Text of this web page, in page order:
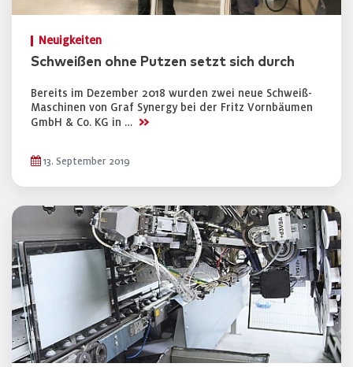
Neuigkeiten
Schweißen ohne Putzen setzt sich durch
Bereits im Dezember 2018 wurden zwei neue Schweiß-
Maschinen von Graf Synergy bei der Fritz Vornbäumen
GmbH & Co. KG in … >>
13. September 2019